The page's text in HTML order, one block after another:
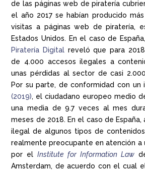
de las páginas web de piratería
el año 2017 se habían producido
visitas a páginas web de piratería,
Estados Unidos. En el caso de
Piratería Digital reveló que para
de 4.000 accesos ilegales a
unas pérdidas al sector de casi
Por su parte, de conformidad con un
(2019), el ciudadano europeo medio
una media de 9.7 veces al mes
meses de 2018. En el caso de
ilegal de algunos tipos de
realmente preocupante en atención a
por elInstitute for Information Law
Amsterdam, de acuerdo con el cual